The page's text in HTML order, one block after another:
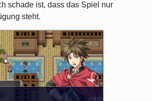
schade ist, dass das Spiel nur
steht.